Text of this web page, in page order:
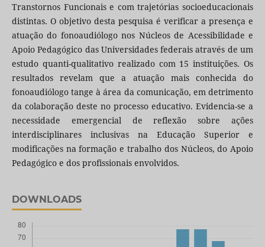
Transtornos Funcionais e com trajetórias socioeducacionais
distintas. O objetivo desta pesquisa é verificar a presença e
atuação do fonoaudiólogo nos Núcleos de Acessibilidade e
Apoio Pedagógico das Universidades federais através de um
estudo quanti-qualitativo realizado com 15 instituições. Os
resultados revelam que a atuação mais conhecida do
fonoaudiólogo tange à área da comunicação, em detrimento
da colaboração deste no processo educativo. Evidencia-se a
necessidade emergencial de reflexão sobre ações
interdisciplinares inclusivas na Educação Superior e
modificações na formação e trabalho dos Núcleos, do Apoio
Pedagógico e dos profissionais envolvidos.
DOWNLOADS